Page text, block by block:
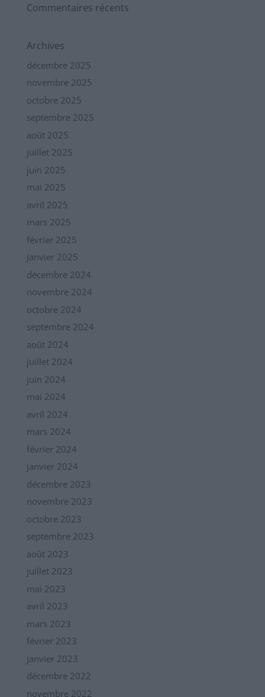
Commentaires récents
Archives
décembre 2025
novembre 2025
octobre 2025
septembre 2025
août 2025
juillet 2025
juin 2025
mai 2025
avril 2025
mars 2025
février 2025
janvier 2025
décembre 2024
novembre 2024
octobre 2024
septembre 2024
août 2024
juillet 2024
juin 2024
mai 2024
avril 2024
mars 2024
février 2024
janvier 2024
décembre 2023
novembre 2023
octobre 2023
septembre 2023
août 2023
juillet 2023
mai 2023
avril 2023
mars 2023
février 2023
janvier 2023
décembre 2022
novembre 2022